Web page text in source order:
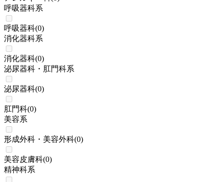
呼吸器科系
呼吸器科(0)
消化器科系
消化器科(0)
泌尿器科・肛門科系
泌尿器科(0)
肛門科(0)
美容系
形成外科・美容外科(0)
美容皮膚科(0)
精神科系